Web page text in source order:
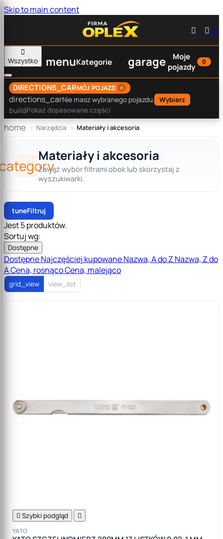
Skip to main content

 0

Wszystko
menuKategorie garage
Moje
pojazdy
0
DIRECTIONS_CARMÓJ POJAZD ×
directions_carNie masz wybranego pojazdu. Wybierz
buildPokaż dopasowane części
home Narzędzia Materiały i akcesoria
Materiały i akcesoria
Zawęź wybór filtrami obok lub skorzystaj z
wyszukiwarki.
tuneFiltruj
Jest 5 produktów.
Sortuj wg:
Dostępne
DostępneNajczęściej kupowaneNazwa, A do Z Nazwa, Z do
ACena, rosnącoCena, malejąco
grid_view view_list
 Szybki podgląd 
YATO